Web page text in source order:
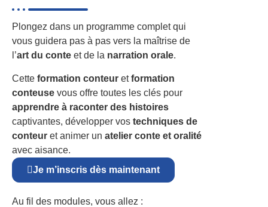
Plongez dans un programme complet qui
vous guidera pas à pas vers la maîtrise de
l’art du conte et de la narration orale.
Cette formation conteur etformation
conteuse vous offre toutes les clés pour
apprendre à raconter des histoires
captivantes, développer vos techniques de
conteur et animer un atelier conte et oralité
avec aisance.
Je m’inscris dès maintenant
Au fil des modules, vous allez :